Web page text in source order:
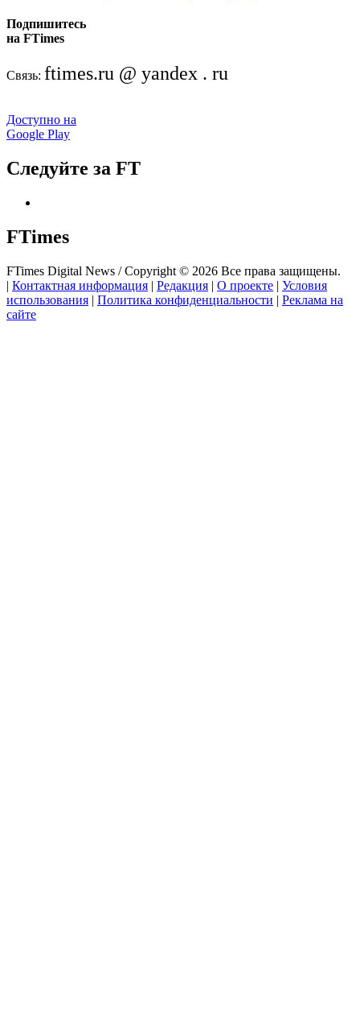
Подпишитесь
на FTimes
Связь: ftimes.ru @ yandex . ru
Доступно на
Google Play
Следуйте за FT
FTimes
FTimes Digital News / Copyright © 2026 Все права защищены.
| Контактная информация | Редакция | О проекте | Условия
использования | Политика конфиденциальности | Реклама на
сайте